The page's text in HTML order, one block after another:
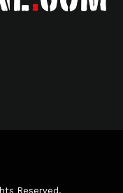
Reserved.